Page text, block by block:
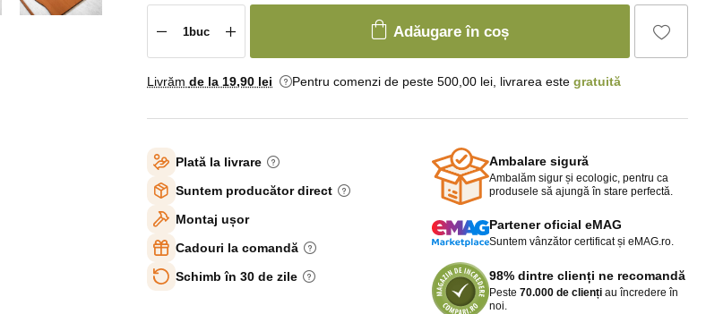
Adăugare în coș
Livrăm de la 19,90 lei Pentru comenzi de peste 500,00 lei, livrarea este gratuită
Plată la livrare
Suntem producător direct
Montaj ușor
Cadouri la comandă
Schimb în 30 de zile
Ambalare sigură
Ambalăm sigur și ecologic, pentru ca
produsele să ajungă în stare perfectă.
Partener oficial eMAG
Suntem vânzător certificat și eMAG.ro.
98% dintre clienți ne recomandă
Peste 70.000 de clienți au încredere în
noi.